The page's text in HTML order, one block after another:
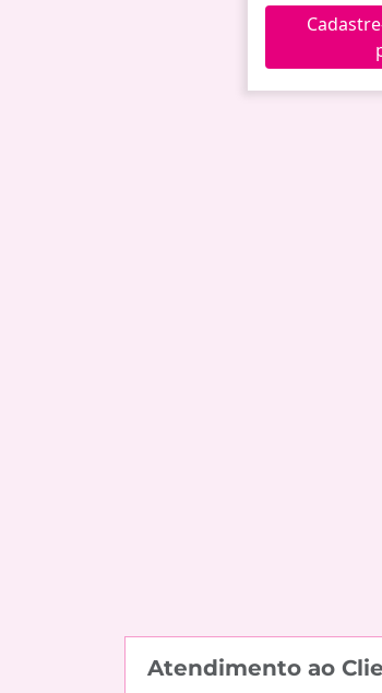
Atendimento ao